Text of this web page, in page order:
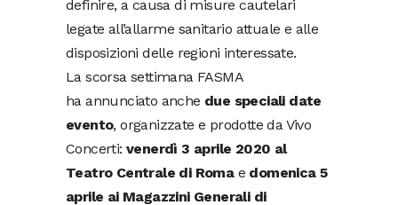
definire, a causa di misure cautelari
legate all’allarme sanitario attuale e alle
disposizioni delle regioni interessate.
La scorsa settimana FASMA
ha annunciato anche due speciali date
evento, organizzate e prodotte da Vivo
Concerti:venerdì 3 aprile 2020 al
Teatro Centrale di Roma e domenica 5
aprile ai Magazzini Generali di